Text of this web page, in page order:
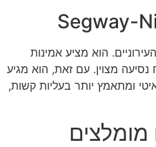
הוא מציע אמינות
נסיעה מצוין. עם זאת, הוא מגיע
ומתאמץ יותר בעליות קשות,
מומלצים